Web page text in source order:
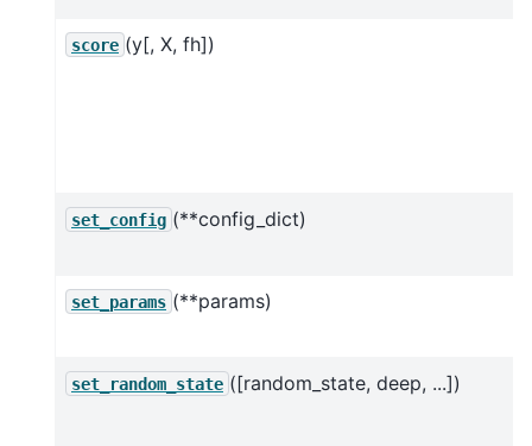
score (y[, X, fh])
set_config (**config_dict)
set_params (**params)
set_random_state ([random_state, deep, ...])